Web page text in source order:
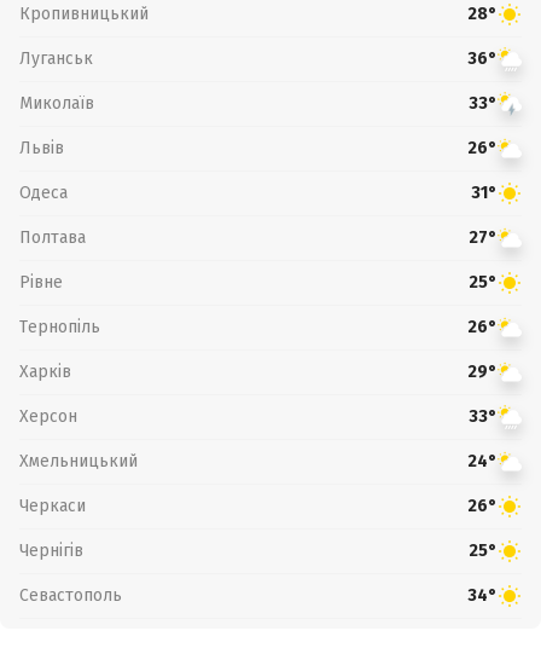
Кропивницький 28°
Луганськ 36°
Миколаїв 33°
Львів 26°
Одеса 31°
Полтава 27°
Рівне 25°
Тернопіль 26°
Харків 29°
Херсон 33°
Хмельницький 24°
Черкаси 26°
Чернігів 25°
Севастополь 34°